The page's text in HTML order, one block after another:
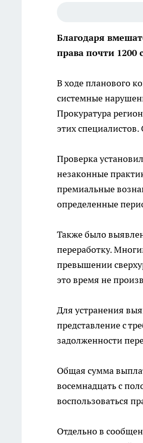
Благодаря
права почти
В ходе планового
системные
Прокуратура
этих
Проверка
незаконные
премиальные
определенные
Также было
переработку.
превышении
это время не
Для устранения
представление с
задолженности
Общая сумма
восемнадцать с
воспользоваться
Отдельно в